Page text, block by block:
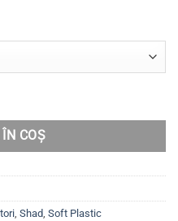
pentru șalău, biban, știucă, TZ7/
COȘ
, Shad, Soft Plastic